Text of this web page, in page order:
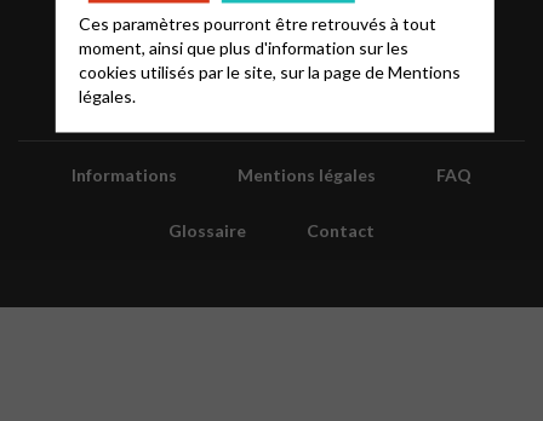
Informations Mentions légales FAQ
Glossaire Contact
Ces paramètres pourront être retrouvés à tout
moment, ainsi que plus d'information sur les
cookies utilisés par le site, sur la page deMentions
légales.